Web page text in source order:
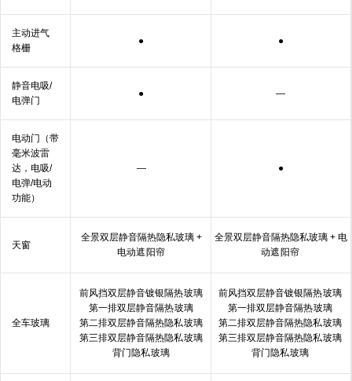
主动进气
格栅
● ●
静音电吸/
电弹门
● —
电动门（带
毫米波雷
达，电吸/
电弹/电动
功能）
— ●
天窗
全景双层静音隔热隐私玻璃 +
电动遮 阳帘
全景双层静音隔热隐私玻璃 + 电
动遮 阳帘
全车玻璃
前风挡双层静音镀银隔热玻璃
第一排双层静音隔热玻璃
第二排双层静音隔热隐私玻璃
第三排双层静音隔热隐私玻璃
背门隐私玻璃
前风挡双层静音镀银隔热玻璃
第一排双层静音隔热玻璃
第二排双层静音隔热隐私玻璃
第三排双层静音隔热隐私玻璃
背门隐私玻璃